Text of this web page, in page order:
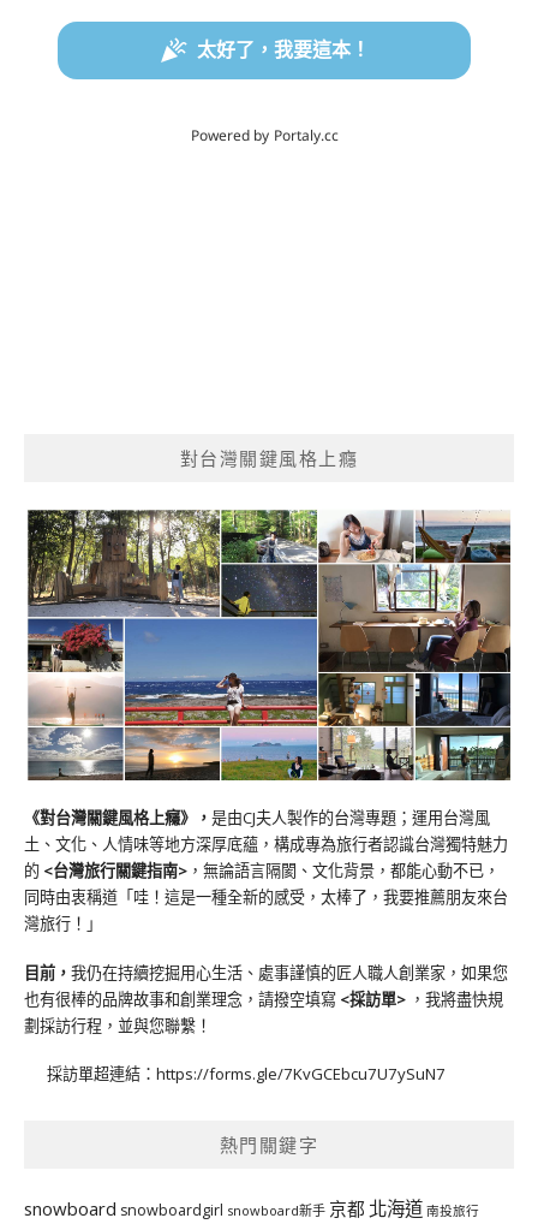
對台灣關鍵風格上癮
《對台灣關鍵風格上癮》 ， 是由CJ夫人製作的台灣專題；運用台灣風
土、文化、人情味等地方深厚底蘊，構成專為旅行者認識台灣獨特魅力
的 <台灣旅行關鍵指南> ，無論語言隔閡、文化背景，都能心動不已，
同時由衷稱道「哇！這是一種全新的感受，太棒了，我要推薦朋友來台
灣旅行！」
目前， 我仍在持續挖掘用心生活、處事謹慎的匠人職人創業家，如果您
也有很棒的品牌故事和創業理念，請撥空填寫 <採訪單> ，我將盡快規
劃採訪行程，並與您聯繫！
採訪單超連結： https://forms.gle/7KvGCEbcu7U7ySuN7
熱門關鍵字
snowboard snowboardgirl snowboard新手 京都 北海道 南投旅行